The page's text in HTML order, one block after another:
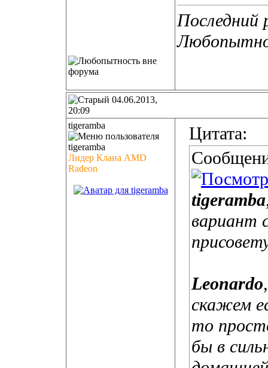
Последний
04.06.2013,
20:09
tigeramba
Лидер Клана AMD
Radeon
Цитата:
tigeramba
вариант
Leonardo
скажем
то
бы в